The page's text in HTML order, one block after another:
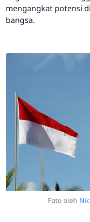
mengangkat potensi
bangsa.
Foto oleh